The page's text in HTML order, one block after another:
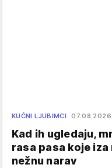
KUĆNI LJUBIMCI 07.08.2026.
Kad ih ugledaju,
rasa pasa koje
nežnu narav